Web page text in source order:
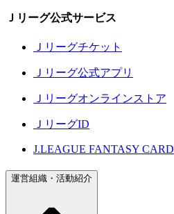
Ｊリーグ公式サービス
Ｊリーグチケット
Ｊリーグ公式アプリ
Ｊリーグオンラインストア
ＪリーグID
J.LEAGUE FANTASY CARD
運営組織・活動紹介